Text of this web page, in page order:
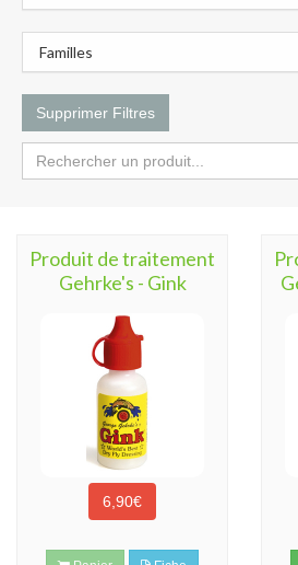
Familles
Supprimer Filtres
Produit de traitement
Gehrke's - Gink
6,90€